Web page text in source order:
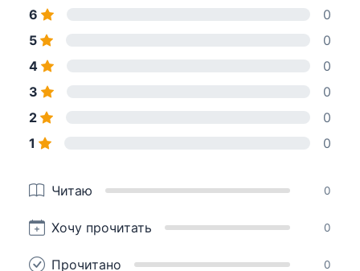
6
0
5
0
4
0
3
0
2
0
1
0
Читаю 0
Хочу прочитать 0
Прочитано 0